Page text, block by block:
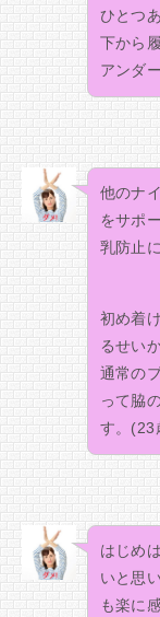
ひとつ
下から
アンダ
他のナ
をサポ
乳防止
初め着
るせい
通常の
って脇
す。(23
はじめ
いと思
も楽に